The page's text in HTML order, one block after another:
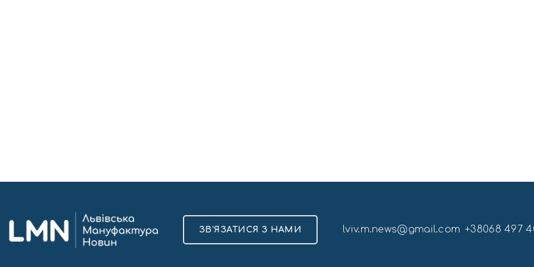
ЗВ’ЯЗАТИСЯ З НАМИ lviv.m.news@gmail.com +38068 497